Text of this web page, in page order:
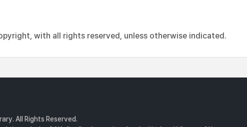
with all rights reserved, unless otherwise indicated.
All Rights Reserved.